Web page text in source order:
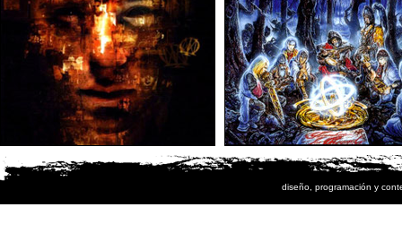
diseño, programación y